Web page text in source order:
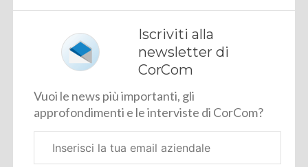
Iscriviti alla
newsletter di
CorCom
Vuoi le news più importanti, gli
approfondimenti e le interviste di CorCom?
aziendale